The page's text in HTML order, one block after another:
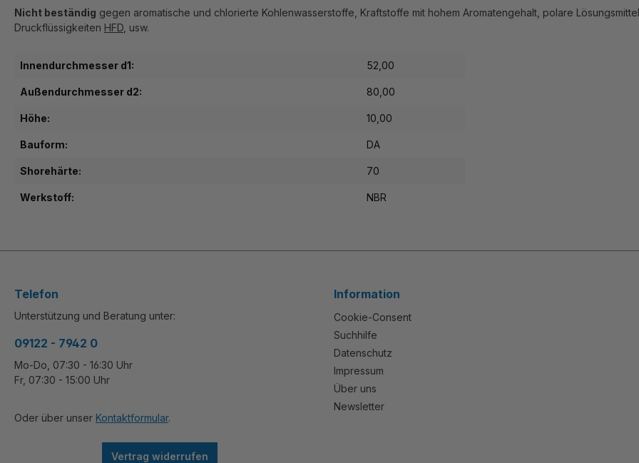
Nicht beständig gegen aromatische und chlorierte Kohlenwasserstoffe, Kraftstoffe mit hohem Aromatengehalt, polare
Druckflüssigkeiten HFD , usw.
Innendurchmesser d1: 52,00
Außendurchmesser d2: 80,00
Höhe: 10,00
Bauform: DA
Shorehärte: 70
Werkstoff: NBR
Telefon
Unterstützung und Beratung unter:
09122 - 7942 0
Mo-Do, 07:30 - 16:30 Uhr
Fr, 07:30 - 15:00 Uhr
Oder über unser Kontaktformular.
Vertrag widerrufen
Information
Cookie-Consent
Suchhilfe
Datenschutz
Impressum
Über uns
Newsletter